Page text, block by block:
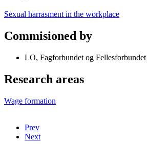
Sexual harrasment in the workplace
Commisioned by
LO, Fagforbundet og Fellesforbundet
Research areas
Wage formation
Prev
Next